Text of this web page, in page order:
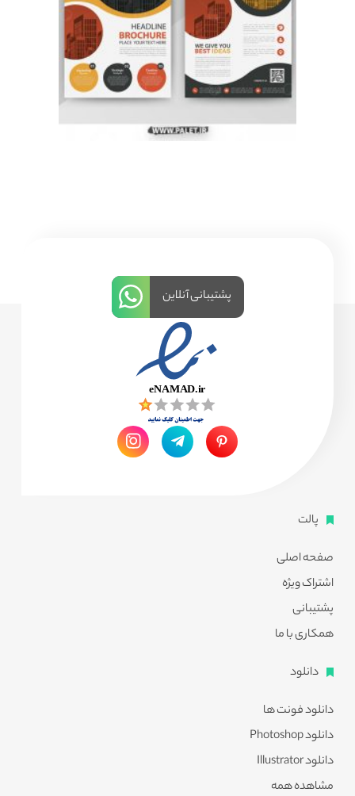
پالت
صفحه اصلی
اشتراک ویژه
پشتیبانی
همکاری با ما
دانلود
دانلود فونت ها
دانلود Photoshop
دانلود Illustrator
مشاهده همه
پشتیبانی آنلاین